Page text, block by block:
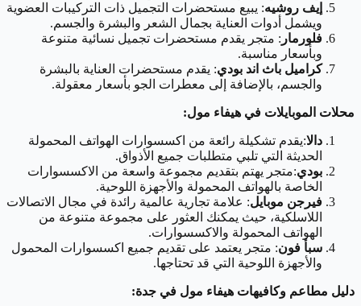
إيف روشيه: يبيع مستحضرات التجميل ذات التركيبات العضوية
ويشمل أدوات العناية بجمال الشعر والبشرة والجسم.
فلورمار : متجر يقدم مستحضرات تجميل نسائية متنوعة
وبأسعار مناسبة.
كراميل باث اند بودي: يقدم مستحضرات العناية بالبشرة
والجسم، بالإضافة إلى معطرات الجو بأسعار معقولة.
محلات الموبايلات في هيفاء مول:
دالا:يقدم تشكيلة رائعة من اكسسوارات الهواتف المحمولة
الحديثة التي تلبي متطلبات جميع الأذواق.
بودي:متجر يهتم بتقديم مجموعة واسعة من الاكسسوارات
الخاصة بالهواتف المحمولة والأجهزة اللوحية.
فيرجن موبايل: علامة تجارية عالمية رائدة في مجال الاتصالات
اللاسلكية، حيث يمكنك العثور على مجموعة متنوعة من
الهواتف المحمولة والاكسسوارات.
سبأ فون: متجر يعتمد على تقديم جميع اكسسوارات المحمول
والأجهزة اللوحية التي قد تحتاجها.
دليل مطاعم وكافيهات هيفاء مول في جدة: